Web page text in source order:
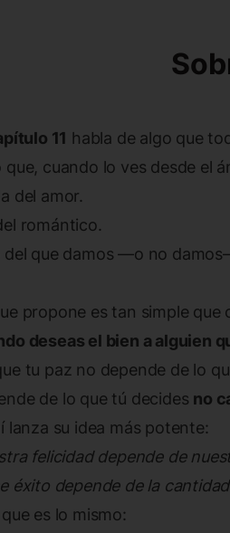
11 habla de algo que
que, cuando lo ves desde el
del amor.
romántico.
del que damos —o no
propone es tan simple que
deseas el bien a alguien
tu paz no depende de lo
de lo que tú decides no
lanza su idea más potente:
felicidad depende de
éxito depende de la
es lo mismo: